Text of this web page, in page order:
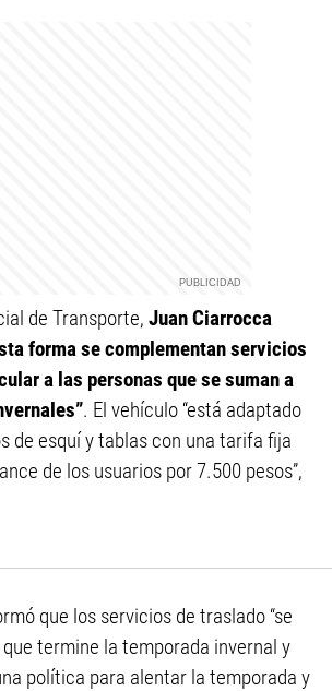
de Transporte, Juan Ciarrocca
forma se complementan servicios
a las personas que se suman a
. El vehículo “está adaptado
de esquí y tablas con una tarifa fija
de los usuarios por 7.500 pesos”,
que los servicios de traslado “se
termine la temporada invernal y
política para alentar la temporada y